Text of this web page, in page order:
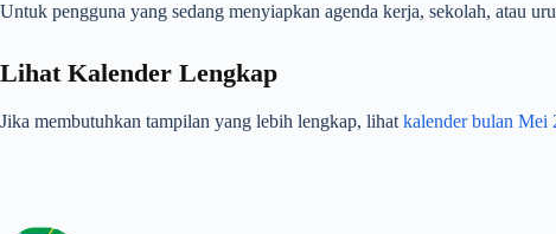
Untuk pengguna yang sedang menyiapkan agenda kerja, sekolah, atau
Lihat Kalender Lengkap
Jika membutuhkan tampilan yang lebih lengkap, lihat kalender bulan Mei